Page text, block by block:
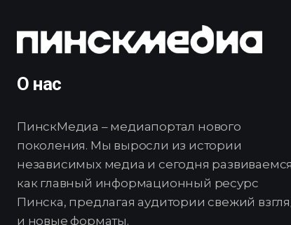
О нас
ПинскМедиа – медиапортал нового
поколения. Мы выросли из истории
независимых медиа и сегодня развиваемся
как главный информационный ресурс
Пинска, предлагая аудитории свежий
и новые форматы.